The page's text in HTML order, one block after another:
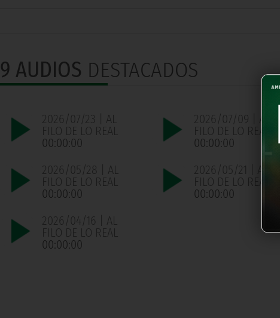
9 AUDIOS DESTACADOS
2026/07/23 | AL
FILO DE LO REAL
00:00:00
2026/07/09 | AL
FILO DE LO REAL
00:00:00
2026/05/28 | AL
FILO DE LO REAL
00:00:00
2026/05/21 | AL
FILO DE LO REAL
00:00:00
2026/04/16 | AL
FILO DE LO REAL
00:00:00